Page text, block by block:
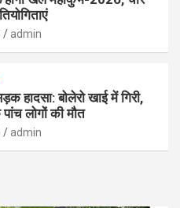
admin
हादसा: बोलेरो खाई में गिरी,
लोगों की मौत
admin